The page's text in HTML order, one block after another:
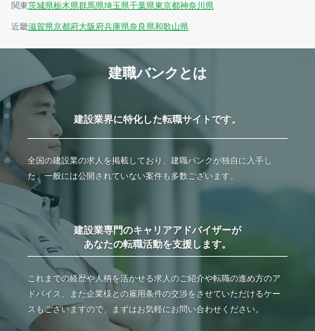
関東茨城県栃木県群馬県埼玉県千葉県東京都神奈川県
近畿滋賀県京都府大阪府兵庫県奈良県和歌山県
建職バンクとは
建設業界に特化した転職サイトです。
全国の建設業の求人を掲載しており、建職バンクが独自に入手し
た、一般には公開されていない案件も多数ございます。
建設業専門のキャリアアドバイザーが
あなたの転職活動を支援します。
これまでの経歴や人柄を活かせる求人のご紹介や転職の進め方のア
ドバイス、また企業様との雇用条件の交渉をさせていただけるケー
スもございますので、まずはお気軽にお問い合わせください。